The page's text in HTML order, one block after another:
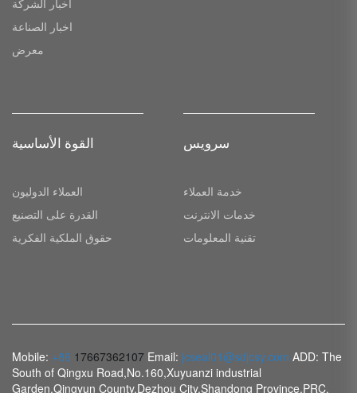
اخبار الصناعة
معرض
القوة الأساسية
العملاء الدوليون
القدرة على التصنيع
حقوق الملكية الفكرية
سرویس
خدمة العملاء
خدمات الانترنت
تقنية المعلومات
Mobile: +86 17667362107 Email: jcseal01@sdjcsy.com ADD: The
South of Qingxu Road,No.160,Xuyuanzi industrial
Garden,Qingyun County,Dezhou City,Shandong Province,PRC.